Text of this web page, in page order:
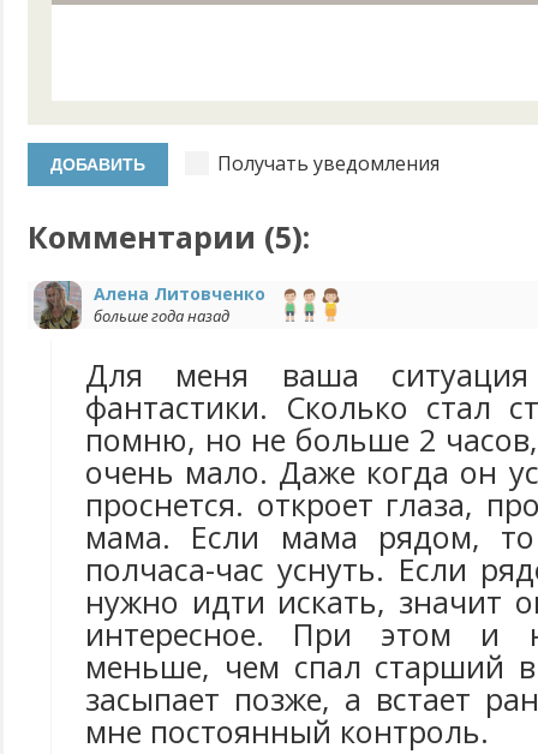
Получать уведомления
Комментарии (5):
Алена Литовченко
больше года назад
Для меня ваша
фантастики. Сколько стал
помню, но не больше 2
очень мало. Даже когда он
проснется. откроет глаза,
мама. Если мама рядом,
полчаса-час уснуть. Если
нужно идти искать, значит
интересное. При этом и
меньше, чем спал старший в
засыпает позже, а встает
мне постоянный контроль.